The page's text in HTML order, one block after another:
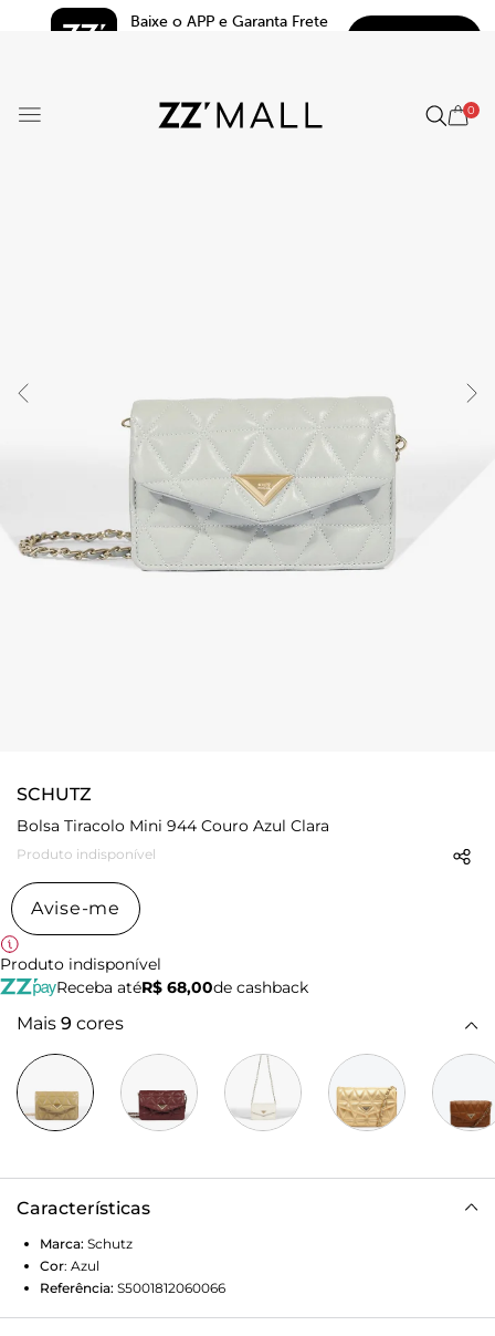
Baixe o APP e Garanta Frete
0
SCHUTZ
Bolsa Tiracolo Mini 944 Couro Azul Clara
Produto indisponível
Avise-me
Produto indisponível
Receba atéR$ 68,00de cashback
Mais 9 cores
Características
Marca: Schutz
Cor: Azul
Referência: S5001812060066